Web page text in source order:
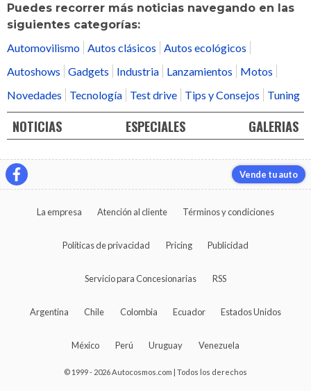
Puedes recorrer más noticias navegando en las
siguientes categorías:
Automovilismo Autos clásicos
Autos ecológicos
Autoshows
Gadgets Industria Lanzamientos
Motos
Novedades
Tecnología Test drive Tips y Consejos Tuning
NOTICIAS ESPECIALES GALERIAS
Vende tu auto
La empresa Atención al cliente Términos y condiciones
Políticas de privacidad Pricing Publicidad
Servicio para Concesionarias RSS
Argentina Chile Colombia Ecuador Estados Unidos
México Perú Uruguay Venezuela
© 1999 - 2026 Autocosmos.com | Todos los derechos